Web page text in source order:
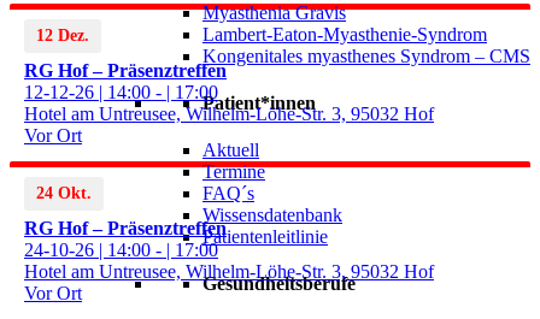
Myasthenia Gravis
Lambert-Eaton-Myasthenie-Syndrom
Kongenitales myasthenes Syndrom – CMS
Patient*innen
Aktuell
Termine
FAQ´s
Wissensdatenbank
Patientenleitlinie
Gesundheitsberufe
12 Dez.
RG Hof – Präsenztreffen
12-12-26 | 14:00 - | 17:00
Hotel am Untreusee, Wilhelm-Löhe-Str. 3, 95032 Hof
Vor Ort
24 Okt.
RG Hof – Präsenztreffen
24-10-26 | 14:00 - | 17:00
Hotel am Untreusee, Wilhelm-Löhe-Str. 3, 95032 Hof
Vor Ort